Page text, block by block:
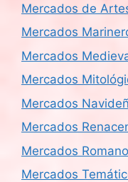
Mercados de
Mercados
Mercados
Mercados
Mercados
Mercados
Mercados
Mercados